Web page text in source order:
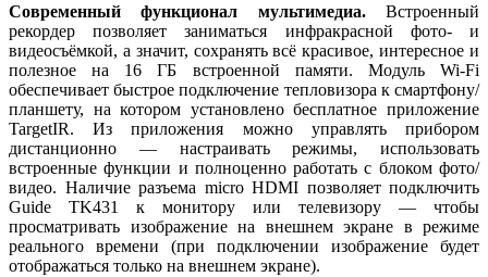
Современный функционал мультимедиа.Встроенный
рекордер позволяет заниматься инфракрасной фото- и
видеосъёмкой, а значит, сохранять всё красивое, интересное и
полезное на 16 ГБ встроенной памяти. Модуль Wi-Fi
обеспечивает быстрое подключение тепловизора к смартфону/
планшету, на котором установлено бесплатное приложение
TargetIR. Из приложения можно управлять прибором
дистанционно — настраивать режимы, использовать
встроенные функции и полноценно работать с блоком фото/
видео. Наличие разъема micro HDMI позволяет подключить
Guide TK431 к монитору или телевизору — чтобы
просматривать изображение на внешнем экране в режиме
реального времени (при подключении изображение будет
отображаться только на внешнем экране).